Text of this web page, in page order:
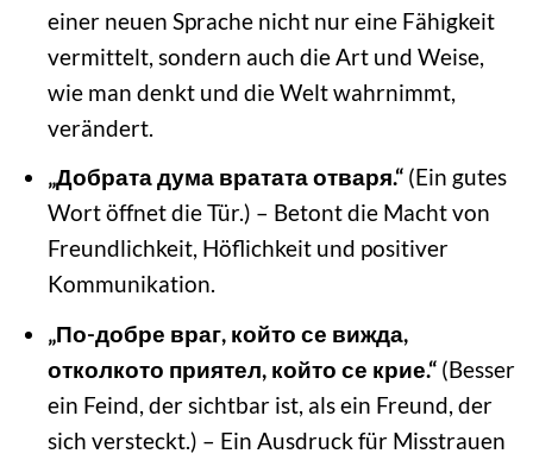
einer neuen Sprache nicht nur eine Fähigkeit
vermittelt, sondern auch die Art und Weise,
wie man denkt und die Welt wahrnimmt,
verändert.
„Добрата дума вратата отваря.“(Ein gutes
Wort öffnet die Tür.) – Betont die Macht von
Freundlichkeit, Höflichkeit und positiver
Kommunikation.
„По-добре враг, който се вижда,
отколкото приятел, който се крие.“(Besser
ein Feind, der sichtbar ist, als ein Freund, der
sich versteckt.) – Ein Ausdruck für Misstrauen